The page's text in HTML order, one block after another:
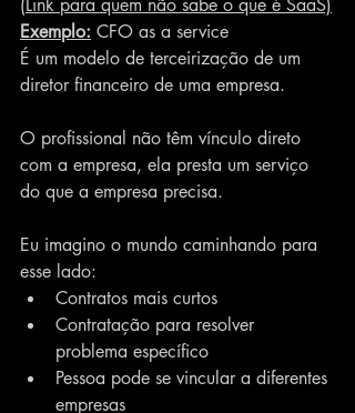
(Link para quem não sabe o que é SaaS)
Exemplo: CFO as a service
É um modelo de terceirização de um
diretor financeiro de uma empresa.
O profissional não têm vínculo direto
com a empresa, ela presta um serviço
do que a empresa precisa.
Eu imagino o mundo caminhando para
esse lado:
Contratos mais curtos
Contratação para resolver
problema específico
Pessoa pode se vincular a diferentes
empresas